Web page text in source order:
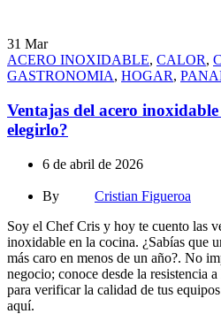
31 Mar
ACERO INOXIDABLE, CALOR,
GASTRONOMIA, HOGAR,
Ventajas del acero
elegirlo?
6 de abril de 2026
By
Cristian Figueroa
Soy el Chef Cris y hoy te cuento las
inoxidable en la cocina. ¿Sabías que
más caro en menos de un año?. No
negocio; conoce desde la resistencia
para verificar la calidad de tus
aquí.